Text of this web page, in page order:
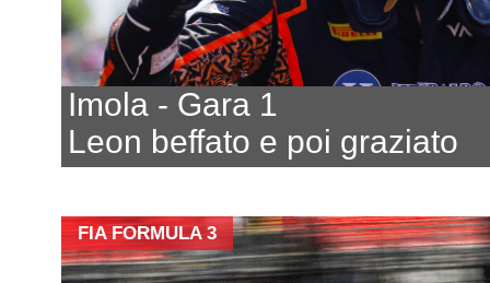
Imola - Gara 1
Leon beffato e poi graziato
FIA FORMULA 3